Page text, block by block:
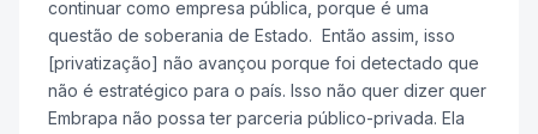
continuar como empresa pública, porque é uma
questão de soberania de Estado. Então assim, isso
[privatização] não avançou porque foi detectado que
não é estratégico para o país. Isso não quer dizer quer
Embrapa não possa ter parceria público-privada. Ela